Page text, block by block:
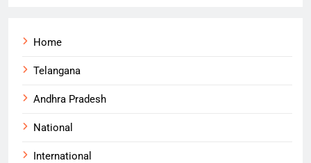
Home
Telangana
Andhra Pradesh
National
International